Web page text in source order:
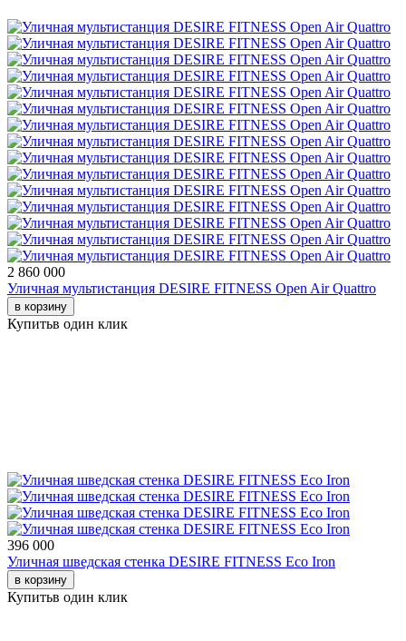
2 860 000
Уличная мультистанция DESIRE FITNESS Open Air Quattro
в корзину
Купитьв один клик
396 000
Уличная шведская стенка DESIRE FITNESS Eco Iron
в корзину
Купитьв один клик